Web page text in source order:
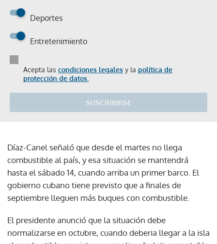
Deportes
Entretenimiento
Acepta las condiciones legales y la política de
protección de datos.
SUSCRIBIRSE
Díaz-Canel señaló que desde el martes no llega
combustible al país, y esa situación se mantendrá
hasta el sábado 14, cuando arriba un primer barco. El
gobierno cubano tiene previsto que a finales de
septiembre lleguen más buques con combustible.
El presidente anunció que la situación debe
normalizarse en octubre, cuando deberia llegar a la isla